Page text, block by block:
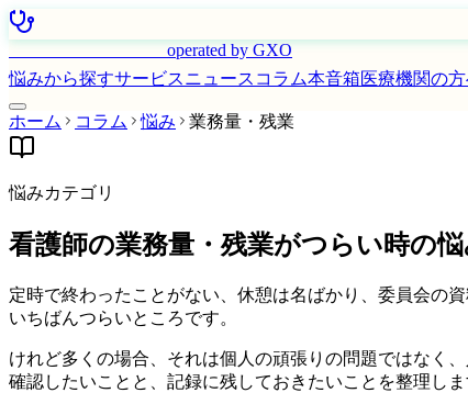
operated by GXO
悩みから探すサービスニュース コラム本音箱医療機関の
ホーム コラム 悩み 業務量・残業
悩みカテゴリ
看護師の業務量・残業がつらい時の
定時で終わったことがない、休憩は名ばかり、委員会の
いちばんつらいところです。
けれど多くの場合、それは個人の頑張りの問題ではなく
確認したいことと、記録に残しておきたいことを整理しま